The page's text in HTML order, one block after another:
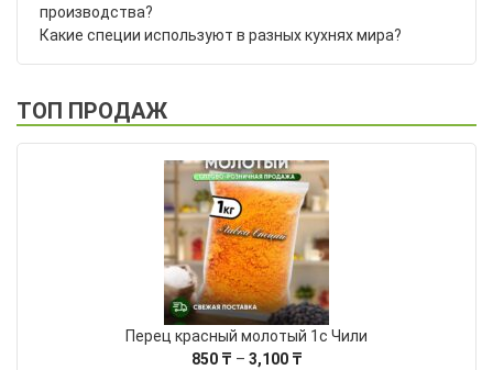
производства?
Какие специи используют в разных кухнях мира?
ТОП ПРОДАЖ
Перец красный молотый 1с Чили
850 ₸ – 3,100 ₸Диапазон